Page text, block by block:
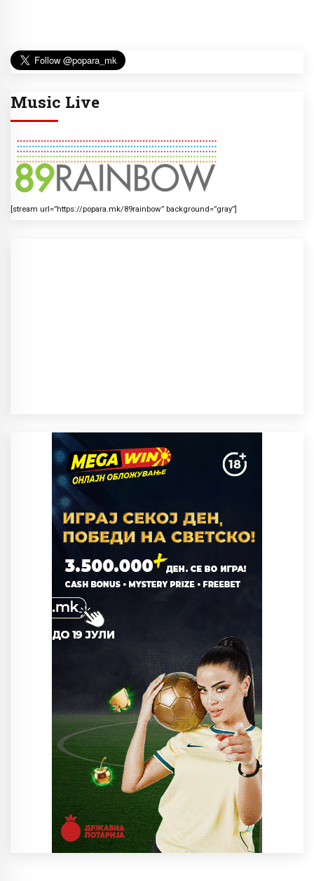
Music Live
[stream url=”https://popara.mk/89rainbow” background=”gray”]